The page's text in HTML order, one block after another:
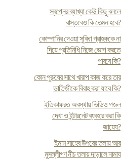
স্বপ্নের ব্যাখ্যা কেউ কিছু বললে
বাস্তবেও কি তেমন হবে?
কোম্পানির দেওয়া সুবিধা গ্রাহককে না
দিয়ে প্রতিনিধি নিজে ভোগ করতে
পারবে কি?
কোন পুরুষের সাথে খারাপ কাজ করে তার
ভাতিজীকে বিবাহ করা যাবে কি?
ইতিকাফরত অবস্থায় ভিডিও গজল
দেখা ও ইন্টারনেট ব্যবহার করা কি
জায়েয?
ইমাম সাহেব উপরের তলায় আর
মুসল্লীগণ নীচ তলায় দাড়ালে নামায